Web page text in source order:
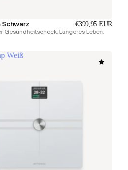
Schwarz €399,95 EUR
Gesundheitscheck. Längeres Leben.
Weiß